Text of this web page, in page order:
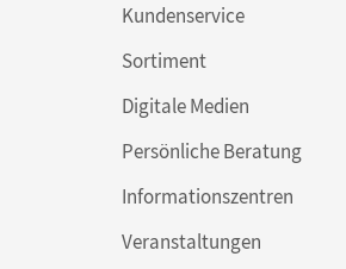
Kundenservice
Sortiment
Digitale Medien
Persönliche Beratung
Informationszentren
Veranstaltungen